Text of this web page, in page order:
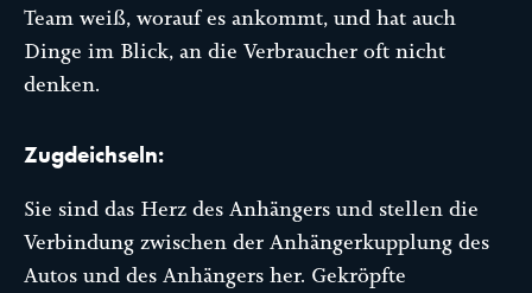
Team weiß, worauf es ankommt, und hat auch
Dinge im Blick, an die Verbraucher oft nicht
denken.
Zugdeichseln:
Sie sind das Herz des Anhängers und stellen die
Verbindung zwischen der Anhängerkupplung des
Autos und des Anhängers her. Gekröpfte